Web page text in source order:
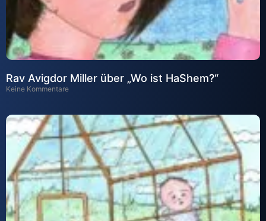
Rav Avigdor Miller über „Wo ist HaShem?“
Keine Kommentare